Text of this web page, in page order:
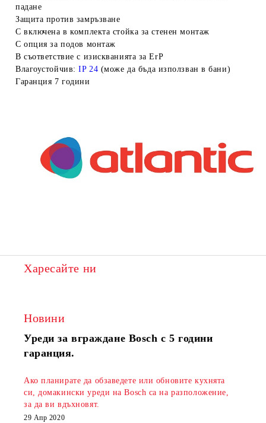
падане
Защита против замръзване
С включена в комплекта стойка за стенен монтаж
С опция за подов монтаж
В съответствие с изискванията за ErP
Влагоустойчив:IP 24 (може да бъда използван в бани)
Гаранция 7 години
Харесайте ни
Новини
Уреди за вграждане Bosch с 5 години
гаранция.
Ако планирате да обзаведете или обновите кухнята
си, домакински уреди на Bosch са на разположение,
за да ви вдъхновят.
29 Апр 2020